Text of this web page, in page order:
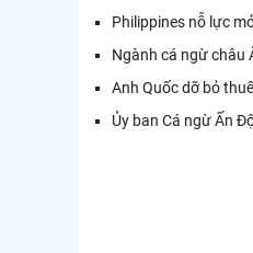
Philippines nỗ lực
Ngành cá ngừ châu
Anh Quốc dỡ bỏ
Ủy ban Cá ngừ Ấn